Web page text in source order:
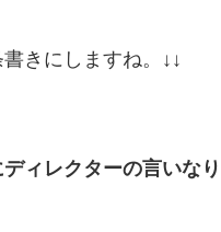
きにしますね。↓↓
ィレクターの言いなり